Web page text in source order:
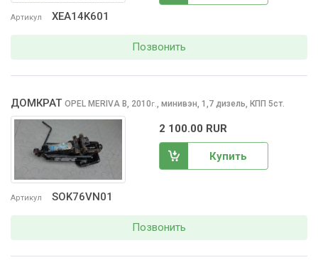
Артикул XEA14K601
Позвонить
Артикул SOK76VN01
ДОМКРАТ OPEL MERIVA B, 2010г., минивэн, 1,7 дизель, КПП 5ст.
2 100.00 RUR
Купить
Позвонить